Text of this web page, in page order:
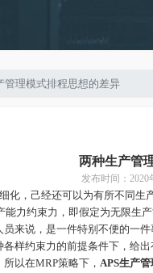
管理模式排程思想的差异
两种生产管
发布时间：
化，己经还可以为有所不同
力约束力，即假定为无限生
来说，是一件特别不便的一
样约束力的前提条件下，给
所以在MRP策略下， APS生产管